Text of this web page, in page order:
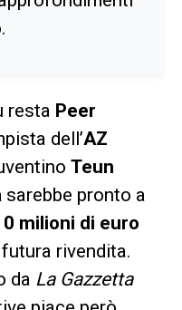
resta Peer
dell’AZ
Teun
sarebbe pronto a
milioni di euro
rivendita.
da La Gazzetta